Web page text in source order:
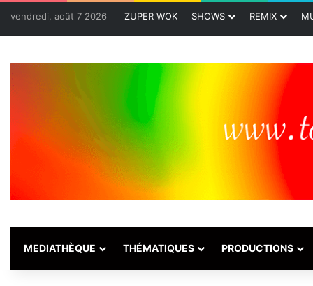
vendredi, août 7 2026 ZUPER WOK SHOWS REMIX
MEDIATHÈQUE THÉMATIQUES PRODUCTIONS